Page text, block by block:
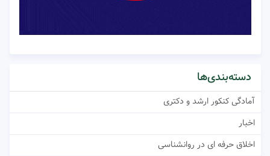
دسته‌بندی‌ها
آمادگی کنکور ارشد و دکتری
اخبار
اخلاق حرفه ای در روانشناسی